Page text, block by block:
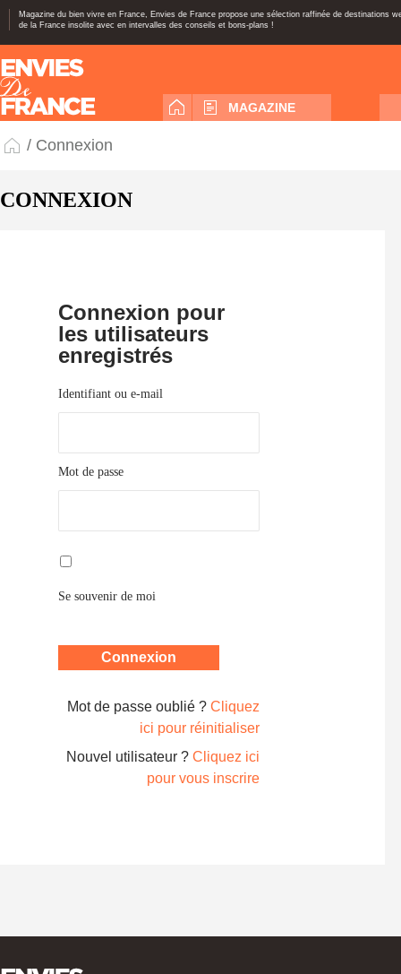
Magazine du bien vivre en France, Envies de France propose une sélection raffinée de destinations
de la France insolite avec en intervalles des conseils et bons-plans !
MAGAZINE
/ Connexion
CONNEXION
Connexion pour
les utilisateurs
enregistrés
Identifiant ou e-mail
Mot de passe
Se souvenir de moi
Mot de passe oublié ? Cliquez
ici pour réinitialiser
Nouvel utilisateur ? Cliquez ici
pour vous inscrire